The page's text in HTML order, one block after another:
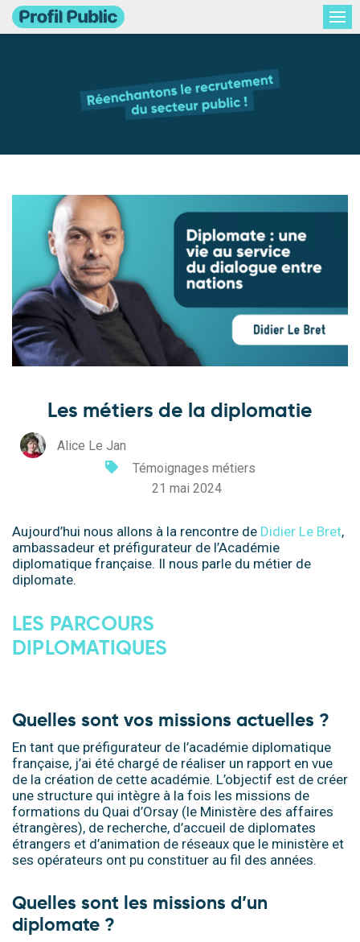
Les métiers de la diplomatie
Alice Le Jan
Témoignages métiers
21 mai 2024
Aujourd’hui nous allons à la rencontre de Didier Le Bret,
ambassadeur et préfigurateur de l’Académie
diplomatique française. Il nous parle du métier de
diplomate.
LES PARCOURS
DIPLOMATIQUES
Quelles sont vos missions actuelles ?
En tant que préfigurateur de l’académie diplomatique
française, j’ai été chargé de réaliser un rapport en vue
de la création de cette académie. L’objectif est de créer
une structure qui intègre à la fois les missions de
formations du Quai d’Orsay (le Ministère des affaires
étrangères), de recherche, d’accueil de diplomates
étrangers et d’animation de réseaux que le ministère et
ses opérateurs ont pu constituer au fil des années.
Quelles sont les missions d’un
diplomate ?